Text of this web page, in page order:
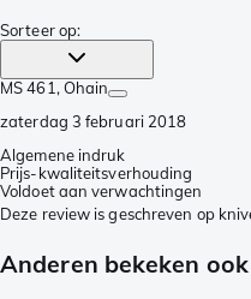
Sorteer op:
MS 461 , Ohain
zaterdag 3 februari 2018
Algemene indruk
Prijs-kwaliteitsverhouding
Voldoet aan verwachtingen
Deze review is geschreven op
Anderen bekeken ook